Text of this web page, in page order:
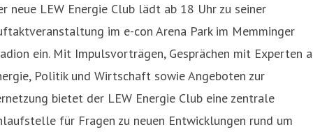
neue LEW Energie Club lädt ab 18 Uhr zu seiner
im e-con Arena Park im Memminger
ein. Mit Impulsvorträgen, Gesprächen mit Experten
Politik und Wirtschaft sowie Angeboten zur
bietet der LEW Energie Club eine zentrale
für Fragen zu neuen Entwicklungen rund um